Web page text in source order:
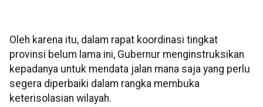
Oleh karena itu, dalam rapat koordinasi tingkat
provinsi belum lama ini, Gubernur menginstruksikan
kepadanya untuk mendata jalan mana saja yang perlu
segera diperbaiki dalam rangka membuka
keterisolasian wilayah.